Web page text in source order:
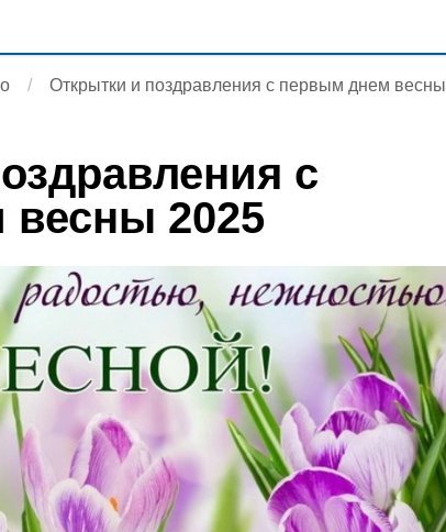
Открытки и поздравления с первым днем весны
с
2025